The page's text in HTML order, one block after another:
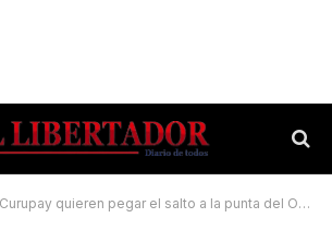
quieren pegar el salto a la punta del Oficial